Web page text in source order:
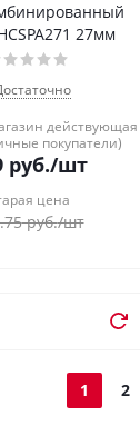
27мм
действующая
покупатели)
руб./шт
цена
руб./шт
1 2